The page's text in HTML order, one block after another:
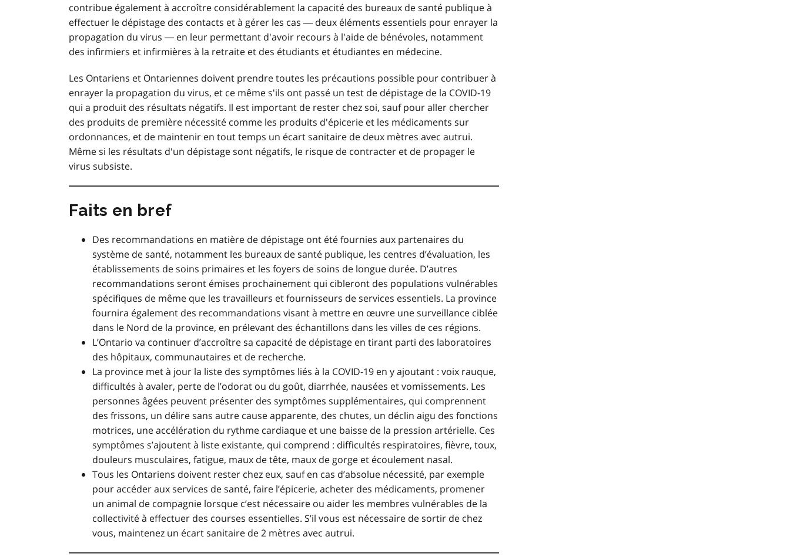
contribue également à accroître considérablement la capacité des bureaux de santé publique à
effectuer le dépistage des contacts et à gérer les cas ― deux éléments essentiels pour enrayer la
propagation du virus ― en leur permettant d'avoir recours à l'aide de bénévoles, notamment
des infirmiers et infirmières à la retraite et des étudiants et étudiantes en médecine.
Les Ontariens et Ontariennes doivent prendre toutes les précautions possible pour contribuer à
enrayer la propagation du virus, et ce même s'ils ont passé un test de dépistage de la COVID-19
qui a produit des résultats négatifs. Il est important de rester chez soi, sauf pour aller chercher
des produits de première nécessité comme les produits d'épicerie et les médicaments sur
ordonnances, et de maintenir en tout temps un écart sanitaire de deux mètres avec autrui.
Même si les résultats d'un dépistage sont négatifs, le risque de contracter et de propager le
virus subsiste.
Faits en bref
Des recommandations en matière de dépistage ont été fournies aux partenaires du
système de santé, notamment les bureaux de santé publique, les centres d’évaluation, les
établissements de soins primaires et les foyers de soins de longue durée. D’autres
recommandations seront émises prochainement qui cibleront des populations vulnérables
spécifiques de même que les travailleurs et fournisseurs de services essentiels. La province
fournira également des recommandations visant à mettre en œuvre une surveillance ciblée
dans le Nord de la province, en prélevant des échantillons dans les villes de ces régions.
L’Ontario va continuer d’accroître sa capacité de dépistage en tirant parti des laboratoires
des hôpitaux, communautaires et de recherche.
La province met à jour la liste des symptômes liés à la COVID-19 en y ajoutant : voix rauque,
difficultés à avaler, perte de l’odorat ou du goût, diarrhée, nausées et vomissements. Les
personnes âgées peuvent présenter des symptômes supplémentaires, qui comprennent
des frissons, un délire sans autre cause apparente, des chutes, un déclin aigu des fonctions
motrices, une accélération du rythme cardiaque et une baisse de la pression artérielle. Ces
symptômes s’ajoutent à liste existante, qui comprend : difficultés respiratoires, fièvre, toux,
douleurs musculaires, fatigue, maux de tête, maux de gorge et écoulement nasal.
Tous les Ontariens doivent rester chez eux, sauf en cas d’absolue nécessité, par exemple
pour accéder aux services de santé, faire l’épicerie, acheter des médicaments, promener
un animal de compagnie lorsque c’est nécessaire ou aider les membres vulnérables de la
collectivité à effectuer des courses essentielles. S’il vous est nécessaire de sortir de chez
vous, maintenez un écart sanitaire de 2 mètres avec autrui.